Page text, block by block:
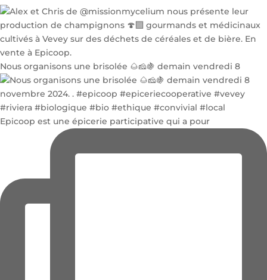
Nous organisons une brisolée 🌰🧀🍇 demain vendredi 8
Epicoop est une épicerie participative qui a pour